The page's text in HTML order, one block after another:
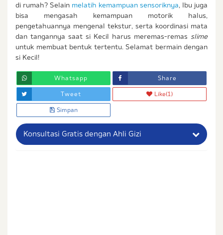
di rumah? Selain melatih kemampuan sensoriknya, Ibu juga
bisa mengasah kemampuan motorik halus,
pengetahuannya mengenal tekstur, serta koordinasi mata
dan tangannya saat si Kecil harus meremas-remas slime
untuk membuat bentuk tertentu. Selamat bermain dengan
si Kecil!
Whatsapp Share
Tweet Like(1)
Simpan
Konsultasi Gratis dengan Ahli Gizi